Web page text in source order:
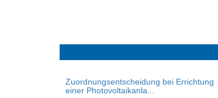
Zuordnungsentscheidung bei Errichtung
einer Photovoltaikanla...